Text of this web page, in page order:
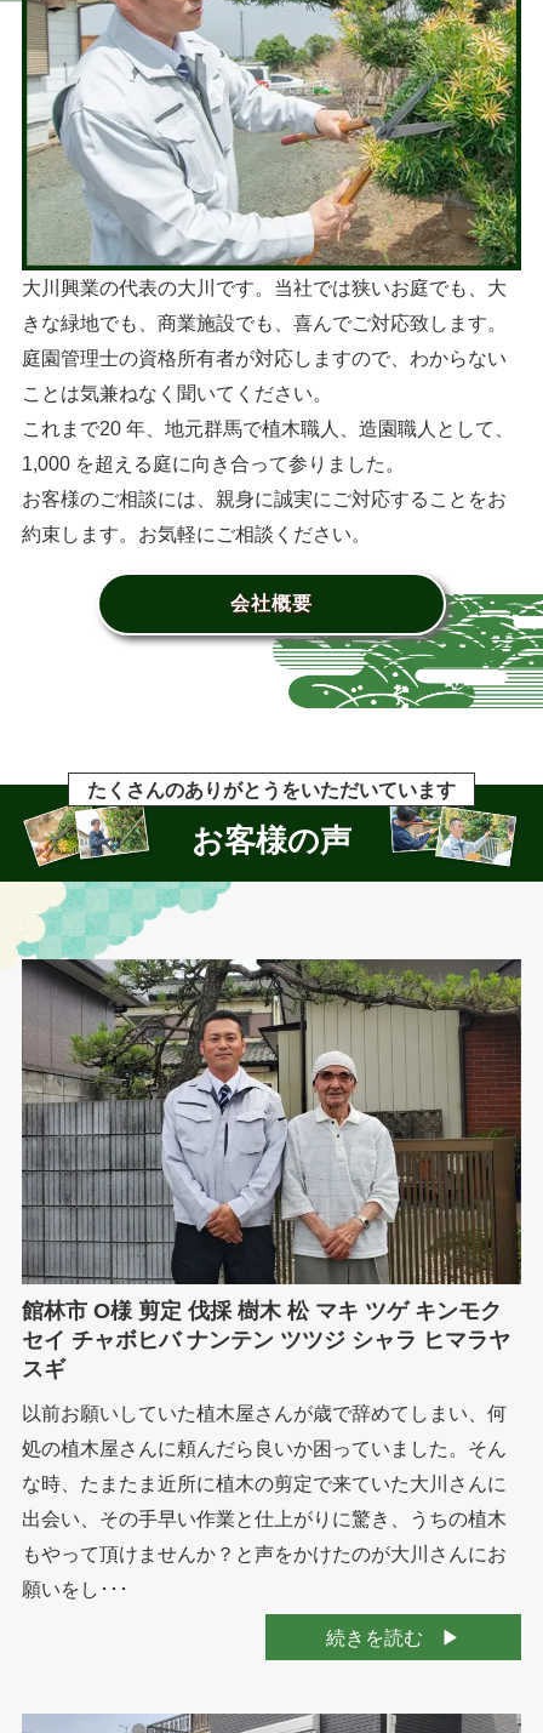
大川興業の代表の大川です。当社では狭いお庭でも、大
きな緑地でも、商業施設でも、喜んでご対応致します。
庭園管理士の資格所有者が対応しますので、わからない
ことは気兼ねなく聞いてください。
これまで20 年、地元群馬で植木職人、造園職人として、
1,000 を超える庭に向き合って参りました。
お客様のご相談には、親身に誠実にご対応することをお
約束します。お気軽にご相談ください。
会社概要
たくさんのありがとうをいただいています
お客様の声
館林市 O様 剪定 伐採 樹木 松 マキ ツゲ キンモク
セイ チャボヒバ ナンテン ツツジ シャラ ヒマラヤ
スギ
以前お願いしていた植木屋さんが歳で辞めてしまい、何
処の植木屋さんに頼んだら良いか困っていました。そん
な時、たまたま近所に植木の剪定で来ていた大川さんに
出会い、その手早い作業と仕上がりに驚き、うちの植木
もやって頂けませんか？と声をかけたのが大川さんにお
願いをし･･･
続きを読む